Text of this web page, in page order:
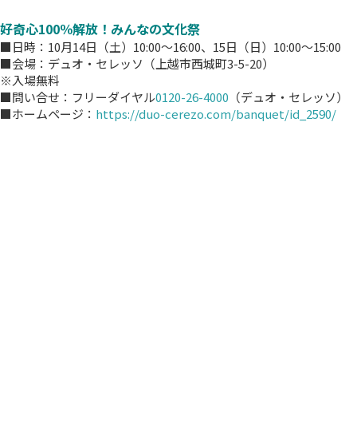
好奇心100％解放！みんなの文化祭
■日時：10月14日（土）10:00～16:00、15日（日）10:00～15:00
■会場：デュオ・セレッソ（上越市西城町3-5-20）
※入場無料
■問い合せ：フリーダイヤル0120-26-4000 （デュオ・セレッソ）
■ホームページ： https://duo-cerezo.com/banquet/id_2590/